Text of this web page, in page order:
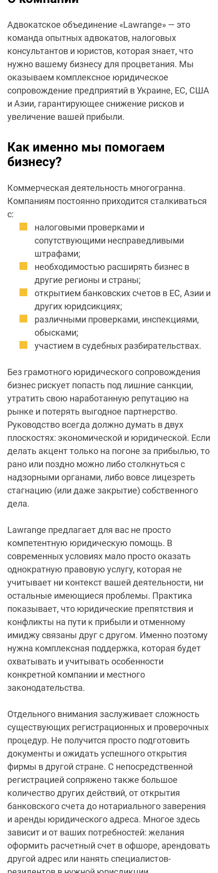
Адвокатское объединение «Lawrange» — это
команда опытных адвокатов, налоговых
консультантов и юристов, которая знает, что
нужно вашему бизнесу для процветания. Мы
оказываем комплексное юридическое
сопровождение предприятий в Украине, ЕС, США
и Азии, гарантирующее снижение рисков и
увеличение вашей прибыли.
Как именно мы помогаем
бизнесу?
Коммерческая деятельность многогранна.
Компаниям постоянно приходится сталкиваться
с:
налоговыми проверками и
сопутствующими несправедливыми
штрафами;
необходимостью расширять бизнес в
другие регионы и страны;
открытием банковских счетов в ЕС, Азии и
других юридсикциях;
различными проверками, инспекциями,
обысками;
участием в судебных разбирательствах.
Без грамотного юридического сопровождения
бизнес рискует попасть под лишние санкции,
утратить свою наработанную репутацию на
рынке и потерять выгодное партнерство.
Руководство всегда должно думать в двух
плоскостях: экономической и юридической. Если
делать акцент только на погоне за прибылью, то
рано или поздно можно либо столкнуться с
надзорными органами, либо вовсе лицезреть
стагнацию (или даже закрытие) собственного
дела.
Lawrange предлагает для вас не просто
компетентную юридическую помощь. В
современных условиях мало просто оказать
однократную правовую услугу, которая не
учитывает ни контекст вашей деятельности, ни
остальные имеющиеся проблемы. Практика
показывает, что юридические препятствия и
конфликты на пути к прибыли и отменному
имиджу связаны друг с другом. Именно поэтому
нужна комплексная поддержка, которая будет
охватывать и учитывать особенности
конкретной компании и местного
законодательства.
Отдельного внимания заслуживает сложность
существующих регистрационных и проверочных
процедур. Не получится просто подготовить
документы и ожидать успешного открытия
фирмы в другой стране. С непосредственной
регистрацией сопряжено также большое
количество других действий, от открытия
банковского счета до нотариального заверения
и аренды юридического адреса. Многое здесь
зависит и от ваших потребностей: желания
оформить расчетный счет в офшоре, арендовать
другой адрес или нанять специалистов-